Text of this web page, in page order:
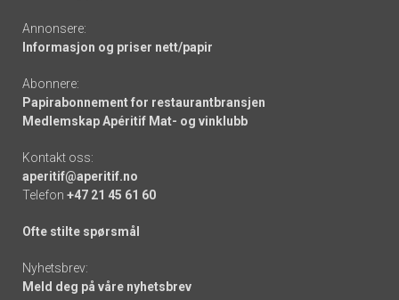
Annonsere:
Informasjon og priser nett/papir
Abonnere:
Papirabonnement for restaurantbransjen
Medlemskap Apéritif Mat- og vinklubb
Kontakt oss:
aperitif@aperitif.no
Telefon +47 21 45 61 60
Ofte stilte spørsmål
Nyhetsbrev:
Meld deg på våre nyhetsbrev